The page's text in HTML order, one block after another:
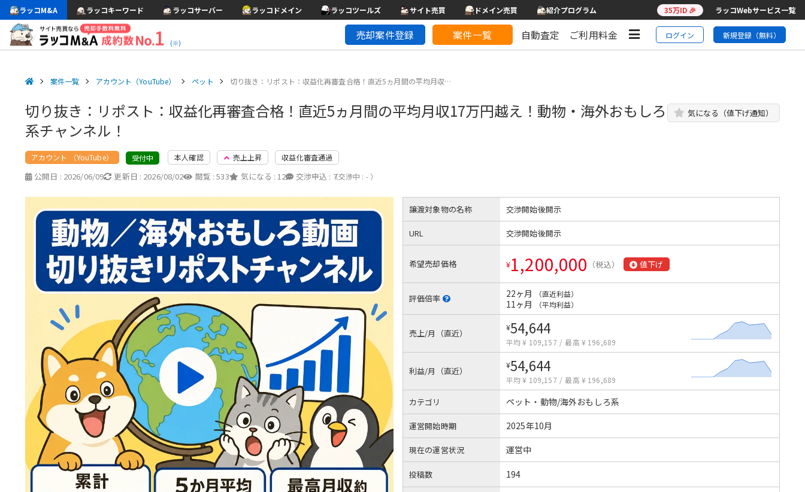
ラッコM&A ラッコキーワード ラッコサーバー ラッコドメイン ラッコツールズ サイト売買 ドメイン売買 紹介プログラム 35万ID 🎉 ラッコWebサービス一覧
(※)
売却案件登録 案件一覧 自動査定 ご利用料金 ログイン 新規登録（無料）
案件一覧 アカウント（YouTube） ペット 切り抜き：リポスト：収益化再審査合格！直近5ヵ月間の平均月収…
切り抜き：リポスト：収益化再審査合格！直近5ヵ月間の平均月収17万円越え！動物・海外おもしろ
系チャンネル！
気になる（値下げ通知）
アカウント （YouTube） 受付中 本人確認 売上上昇 収益化審査通過
公開日 : 2026/06/09 更新日 : 2026/08/02 閲覧 :533 気になる : 12 交渉申込 : 7
（交渉中 : - ）
譲渡対象物の名称 交渉開始後開示
URL 交渉開始後開示
希望売却価格 ¥1,200,000 （税込） 値下げ
評価倍率 22ヶ月 （直近利益）
11ヶ月 （平均利益）
売上/月（直近）
¥54,644
平均 ¥ 109,157 / 最高 ¥ 196,689
利益/月（直近）
¥54,644
平均 ¥ 109,157 / 最高 ¥ 196,689
カテゴリ ペット・動物/海外おもしろ系
運営開始時期 2025年10月
現在の運営状況 運営中
投稿数 194